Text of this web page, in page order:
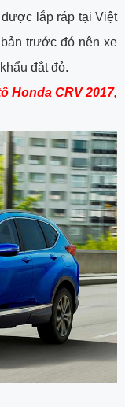
lắp ráp tại Việt
trước đó nên xe
đắt đỏ.
Honda CRV 2017,